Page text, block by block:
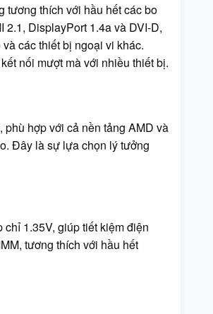
tương thích với hầu hết các bo
DisplayPort 1.4a và DVI-D,
các thiết bị ngoại vi khác.
nối mượt mà với nhiều thiết bị.
hợp với cả nền tảng AMD và
Đây là sự lựa chọn lý tưởng
1.35V, giúp tiết kiệm điện
tương thích với hầu hết